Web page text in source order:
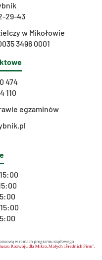
29-43
w Mikołowie
3496 0001
474
110
egzaminów